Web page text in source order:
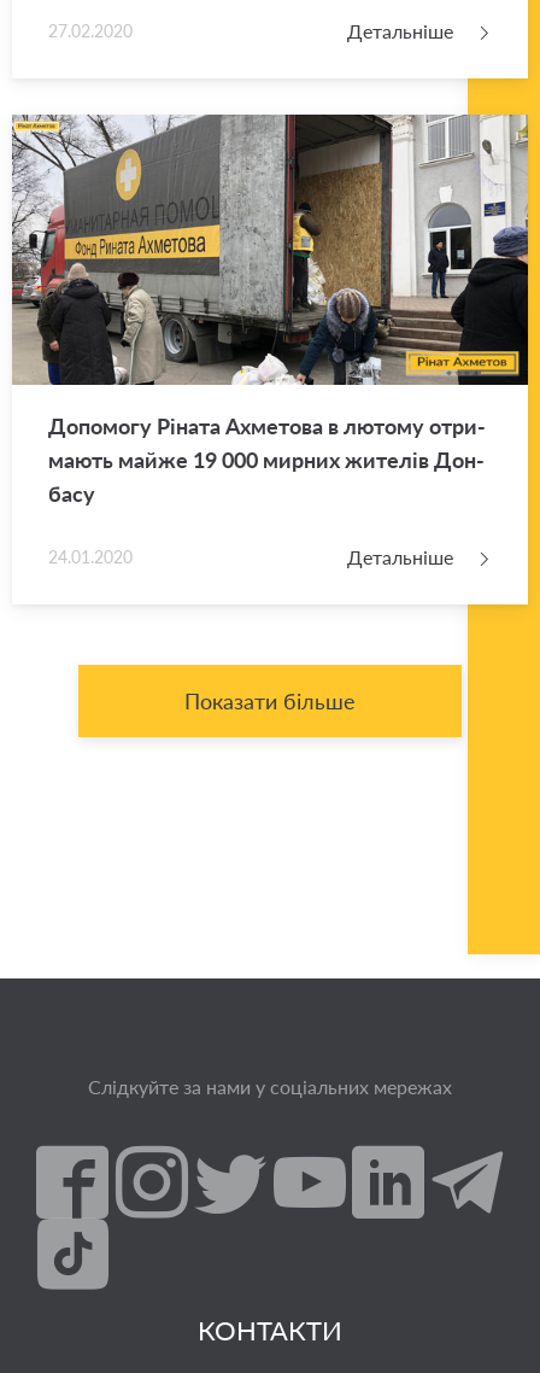
27.02.2020 Детальніше
До­по­мо­гу Рі­на­та Ахме­то­ва в лю­то­му отри­
ма­ють майже 19 000 мир­них жи­те­лів Дон­
ба­су
24.01.2020 Детальніше
Показати більше
Слідкуйте за нами у соціальних мережах
КОНТАКТИ